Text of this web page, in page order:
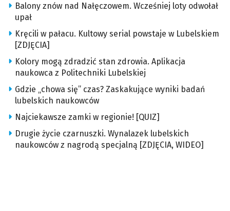
Balony znów nad Nałęczowem. Wcześniej loty odwołał
upał
Kręcili w pałacu. Kultowy serial powstaje w Lubelskiem
[ZDJĘCIA]
Kolory mogą zdradzić stan zdrowia. Aplikacja
naukowca z Politechniki Lubelskiej
Gdzie „chowa się” czas? Zaskakujące wyniki badań
lubelskich naukowców
Najciekawsze zamki w regionie! [QUIZ]
Drugie życie czarnuszki. Wynalazek lubelskich
naukowców z nagrodą specjalną [ZDJĘCIA, WIDEO]